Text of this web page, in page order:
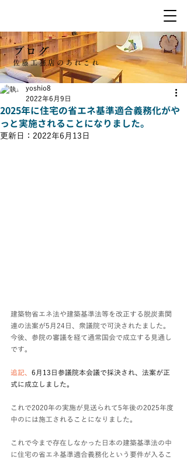
ブログ
佐藤工務店のあれこれ
2025年に住宅の省エネ基準適合義務化がや
っと実施されることになりました。
yoshio8
2022年6月9日
更新日： 2022年6月13日
建築物省エネ法や建築基準法等を改正する脱炭素関
連の法案が5月24日、衆議院で可決されたました。
今後、参院の審議を経て通常国会で成立する見通し
です。
追記、 6月13日参議院本会議で採決され、法案が正
式に成立しました。
これで2020年の実施が見送られて5年後の2025年度
中のには施工されることになりました。
これで今まで存在しなかった日本の建築基準法の中
に住宅の省エネ基準適合義務化という要件が入るこ